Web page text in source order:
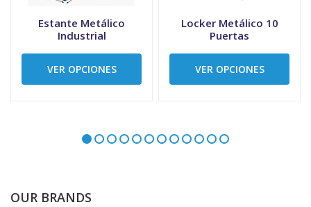
Estante Metálico
Industrial
VER OPCIONES
Locker Metálico 10
Puertas
VER OPCIONES
OUR BRANDS